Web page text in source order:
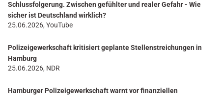
Schlussfolgerung. Zwischen gefühlter und realer Gefahr - Wie
sicher ist Deutschland wirklich?
25.06.2026, YouTube
Polizeigewerkschaft kritisiert geplante Stellenstreichungen in
Hamburg
25.06.2026, NDR
Hamburger Polizeigewerkschaft warnt vor finanziellen